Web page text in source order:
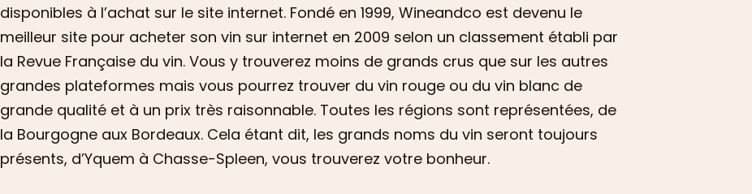
disponibles à l’achat sur le site internet. Fondé en 1999, Wineandco est devenu le
meilleur site pour acheter son vin sur internet en 2009 selon un classement établi par
la Revue Française du vin. Vous y trouverez moins de grands crus que sur les autres
grandes plateformes mais vous pourrez trouver du vin rouge ou du vin blanc de
grande qualité et à un prix très raisonnable. Toutes les régions sont représentées, de
la Bourgogne aux Bordeaux. Cela étant dit, les grands noms du vin seront toujours
présents, d’Yquem à Chasse-Spleen, vous trouverez votre bonheur.